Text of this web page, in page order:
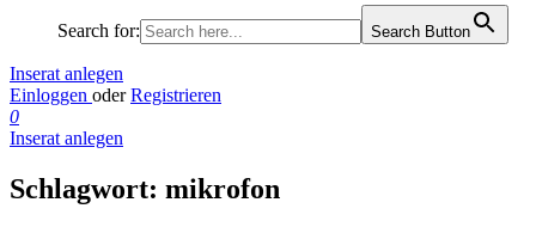
Search for: Search Button
Inserat anlegen
Einloggen oder Registrieren
0
Inserat anlegen
Schlagwort: mikrofon